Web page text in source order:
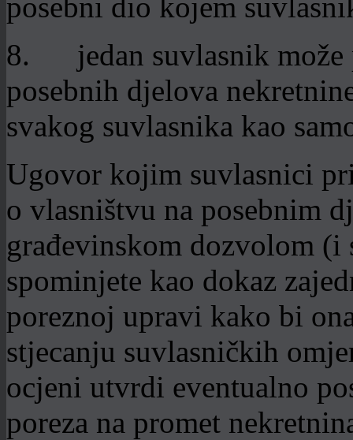
8. jedan suvlasnik može
posebnih djelova
svakog suvlasnika kao
Ugovor kojim suvlasnici
o vlasništvu na posebnim
građevinskom dozvolom (i
spominjete kao dokaz
poreznoj upravi kako bi
stjecanju suvlasničkih
ocjeni utvrdi eventualno
poreza na promet